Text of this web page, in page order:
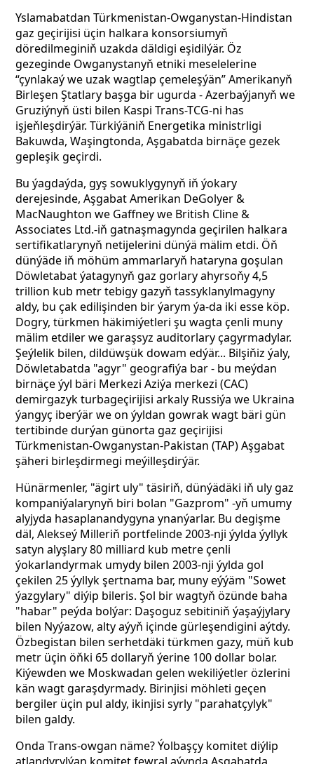
Yslamabatdan Türkmenistan-Owganystan-Hindistan
gaz geçirijisi üçin halkara konsorsiumyň
döredilmeginiň uzakda däldigi eşidilýär. Öz
gezeginde Owganystanyň etniki meselelerine
“çynlakaý we uzak wagtlap çemeleşýän” Amerikanyň
Birleşen Ştatlary başga bir ugurda - Azerbaýjanyň we
Gruziýnyň üsti bilen Kaspi Trans-TCG-ni has
işjeňleşdirýär. Türkiýäniň Energetika ministrligi
Bakuwda, Waşingtonda, Aşgabatda birnäçe gezek
gepleşik geçirdi.
Bu ýagdaýda, gyş sowuklygynyň iň ýokary
derejesinde, Aşgabat Amerikan DeGolyer &
MacNaughton we Gaffney we British Cline &
Associates Ltd.-iň gatnaşmagynda geçirilen halkara
sertifikatlarynyň netijelerini dünýä mälim etdi. Öň
dünýäde iň möhüm ammarlaryň hataryna goşulan
Döwletabat ýatagynyň gaz gorlary ahyrsoňy 4,5
trillion kub metr tebigy gazyň tassyklanylmagyny
aldy, bu çak edilişinden bir ýarym ýa-da iki esse köp.
Dogry, türkmen häkimiýetleri şu wagta çenli muny
mälim etdiler we garaşsyz auditorlary çagyrmadylar.
Şeýlelik bilen, dildüwşük dowam edýär... Bilşiňiz ýaly,
Döwletabatda "agyr" geografiýa bar - bu meýdan
birnäçe ýyl bäri Merkezi Aziýa merkezi (CAC)
demirgazyk turbageçirijisi arkaly Russiýa we Ukraina
ýangyç iberýär we on ýyldan gowrak wagt bäri gün
tertibinde durýan günorta gaz geçirijisi
Türkmenistan-Owganystan-Pakistan (TAP) Aşgabat
şäheri birleşdirmegi meýilleşdirýär.
Hünärmenler, "ägirt uly" täsiriň, dünýädäki iň uly gaz
kompaniýalarynyň biri bolan "Gazprom" -yň umumy
alyjyda hasaplanandygyna ynanýarlar. Bu degişme
däl, Alekseý Milleriň portfelinde 2003-nji ýylda ýyllyk
satyn alyşlary 80 milliard kub metre çenli
ýokarlandyrmak umydy bilen 2003-nji ýylda gol
çekilen 25 ýyllyk şertnama bar, muny eýýäm "Sowet
ýazgylary" diýip bileris. Şol bir wagtyň özünde baha
"habar" peýda bolýar: Daşoguz sebitiniň ýaşaýjylary
bilen Nyýazow, alty aýyň içinde gürleşendigini aýtdy.
Özbegistan bilen serhetdäki türkmen gazy, müň kub
metr üçin öňki 65 dollaryň ýerine 100 dollar bolar.
Kiýewden we Moskwadan gelen wekiliýetlerözlerini
kän wagt garaşdyrmady. Birinjisi möhleti geçen
bergiler üçin pul aldy, ikinjisi syrly "parahatçylyk"
bilen galdy.
Onda Trans-owgan näme? Ýolbaşçy komitet diýlip